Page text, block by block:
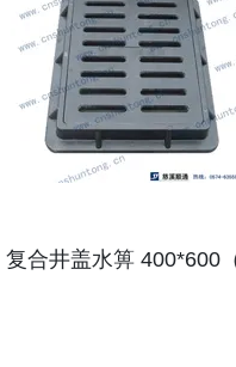
复合井盖水箅 400*600